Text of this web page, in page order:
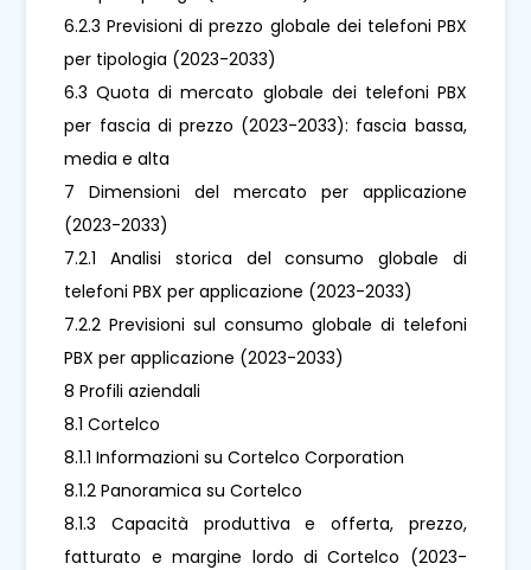
6.2.3 Previsioni di prezzo globale dei telefoni PBX
per tipologia (2023-2033)
6.3 Quota di mercato globale dei telefoni PBX
per fascia di prezzo (2023-2033): fascia bassa,
media e alta
7 Dimensioni del mercato per applicazione
(2023-2033)
7.2.1 Analisi storica del consumo globale di
telefoni PBX per applicazione (2023-2033)
7.2.2 Previsioni sul consumo globale di telefoni
PBX per applicazione (2023-2033)
8 Profili aziendali
8.1 Cortelco
8.1.1 Informazioni su Cortelco Corporation
8.1.2 Panoramica su Cortelco
8.1.3 Capacità produttiva e offerta, prezzo,
fatturato e margine lordo di Cortelco (2023-